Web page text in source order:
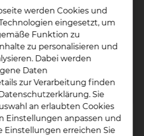
mehr
die ärztliche,
werden Cookies und
eingesetzt, um
Funktion zu
zu personalisieren und
Dabei werden
Daten
zur Verarbeitung finden
Sie
an erlaubten Cookies
Einstellungen anpassen und
Einstellungen erreichen Sie